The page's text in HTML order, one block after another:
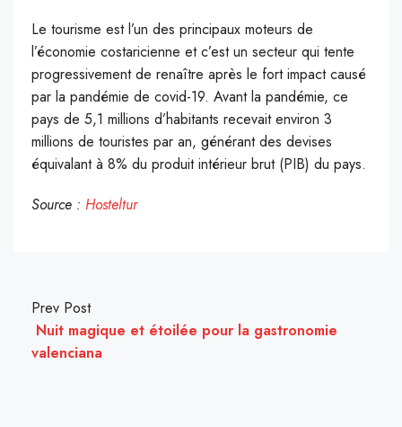
Le tourisme est l’un des principaux moteurs de
l’économie costaricienne et c’est un secteur qui tente
progressivement de renaître après le fort impact causé
par la pandémie de covid-19. Avant la pandémie, ce
pays de 5,1 millions d’habitants recevait environ 3
millions de touristes par an, générant des devises
équivalant à 8% du produit intérieur brut (PIB) du pays.
Source : Hosteltur
Prev Post
Nuit magique et étoilée pour la gastronomie
valenciana